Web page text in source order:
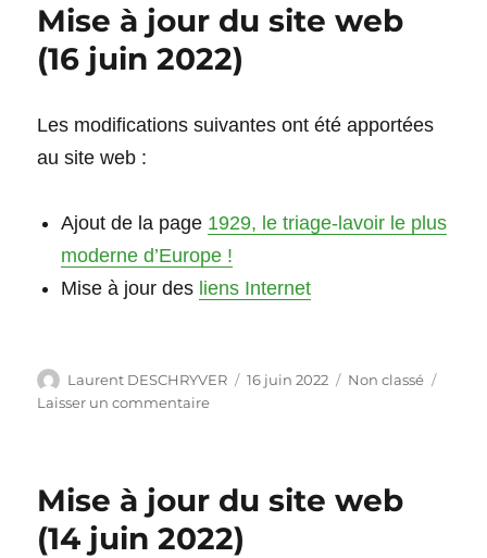
Mise à jour du site web
(16 juin 2022)
Les modifications suivantes ont été apportées
au site web :
Ajout de la page 1929, le triage-lavoir le plus
moderne d’Europe !
Mise à jour des liens Internet
Auteur
Laurent DESCHRYVER
Publié
16 juin 2022 Catégories
Non classé
Laisser un commentairesur
du
site
web
Mise à jour du site web
(14 juin 2022)